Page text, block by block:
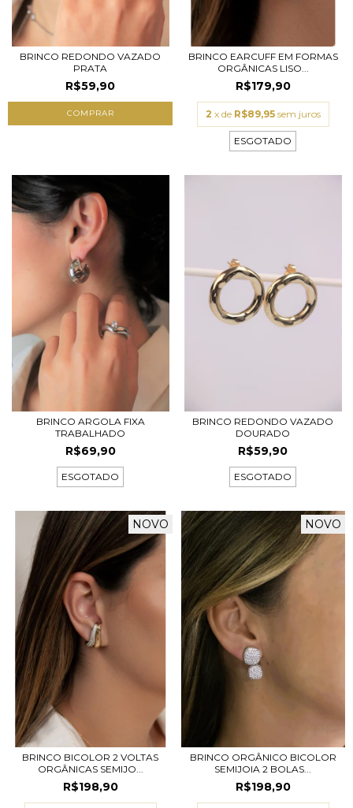
BRINCO REDONDO VAZADO
PRATA
R$59,90
BRINCO EARCUFF EM FORMAS
ORGÂNICAS LISO...
R$179,90
2 x de R$89,95 sem juros
ESGOTADO
BRINCO ARGOLA FIXA
TRABALHADO
R$69,90
ESGOTADO
BRINCO REDONDO VAZADO
DOURADO
R$59,90
ESGOTADO
NOVO
BRINCO BICOLOR 2 VOLTAS
ORGÂNICAS SEMIJO...
R$198,90
NOVO
BRINCO ORGÂNICO BICOLOR
SEMIJOIA 2 BOLAS...
R$198,90